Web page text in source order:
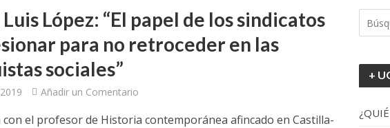
las jornadas “Impactos económicos en Andalucía: la globalización cuestionada”.
‘130 aniversario’ en Las Palmas de Gran Canaria
‘130 Años de Luchas y Conquistas’
López: “El papel de los sindicatos
para no retroceder en las
sociales”
Añadir un Comentario
con el profesor de Historia contemporánea afincado en Castilla-
+